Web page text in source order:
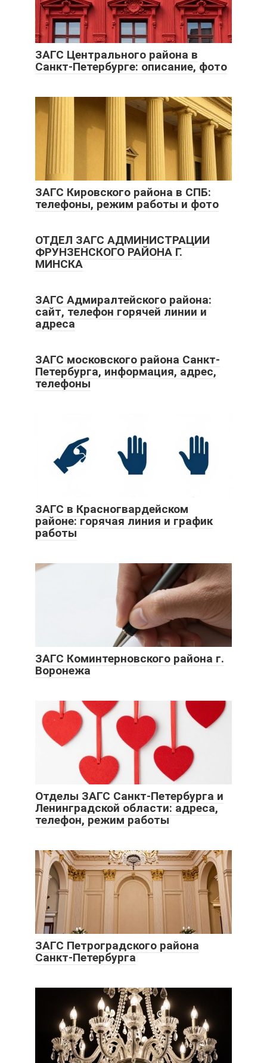
ЗАГС Центрального района в
Санкт-Петербурге: описание, фото
ЗАГС Кировского района в СПБ:
телефоны, режим работы и фото
ОТДЕЛ ЗАГС АДМИНИСТРАЦИИ
ФРУНЗЕНСКОГО РАЙОНА Г.
МИНСКА
ЗАГС Адмиралтейского района:
сайт, телефон горячей линии и
адреса
ЗАГС московского района Санкт-
Петербурга, информация, адрес,
телефоны
ЗАГС в Красногвардейском
районе: горячая линия и график
работы
ЗАГС Коминтерновского района г.
Воронежа
Отделы ЗАГС Санкт-Петербурга и
Ленинградской области: адреса,
телефон, режим работы
ЗАГС Петроградского района
Санкт-Петербурга